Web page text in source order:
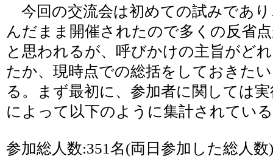
今回の交流会は初めての試みであり
んだまま開催されたので多くの反省
と思われるが、呼びかけの主旨がど
たか、現時点での総括をしておきた
る。まず最初に、参加者に関しては
によって以下のように集計されてい
参加総人数:351名(両日参加した総人数)